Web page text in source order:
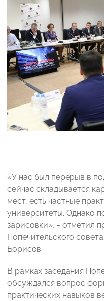
«У нас был перерыв в
сейчас складывается
мест, есть частные
университеты. Однако
зарисовки», - отметил
Попечительского
Борисов.
В рамках заседания
обсуждался вопрос
практических навыков